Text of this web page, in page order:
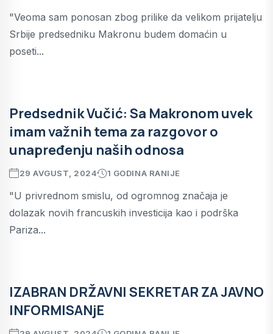
"Veoma sam ponosan zbog prilike da velikom prijatelju
Srbije predsedniku Makronu budem domaćin u
poseti...
Predsednik Vučić: Sa Makronom uvek
imam važnih tema za razgovor o
unapređenju naših odnosa
29 AVGUST, 2024 1 GODINA RANIJE
"U privrednom smislu, od ogromnog značaja je
dolazak novih francuskih investicija kao i podrška
Pariza...
IZABRAN DRŽAVNI SEKRETAR ZA JAVNO
INFORMISANjE